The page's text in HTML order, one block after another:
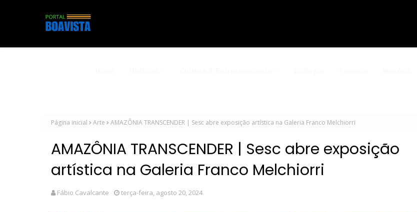
Página inicial Arte AMAZÔNIA TRANSCENDER | Sesc abre exposição artística na Galeria Franco Melchiorri
AMAZÔNIA TRANSCENDER | Sesc abre exposição
artística na Galeria Franco Melchiorri
Fábio Cavalcante terça-feira, agosto 20, 2024